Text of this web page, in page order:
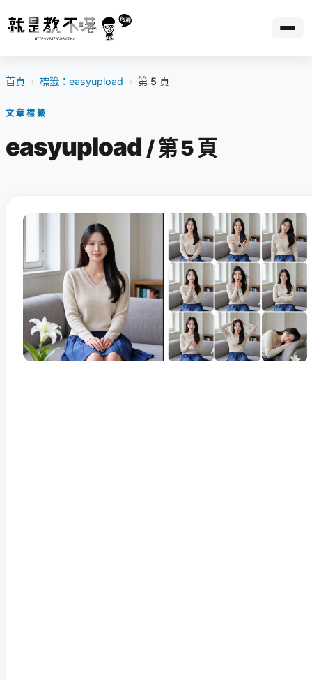
首頁 › 標籤：easyupload › 第 5 頁
文章標籤
easyupload / 第 5 頁